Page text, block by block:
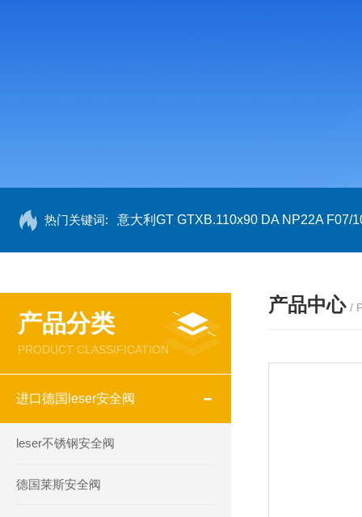
热门关键词: 意大利GT GTXB.110x90 DA NP22A F07/
产品分类
PRODUCT CLASSIFICATION
进口德国leser安全阀
leser不锈钢安全阀
德国莱斯安全阀
产品中心 /